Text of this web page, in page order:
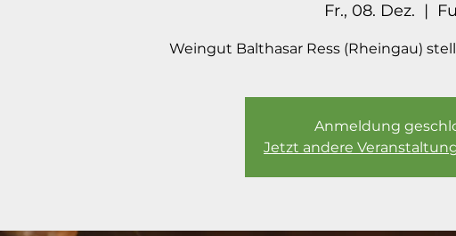
Fr., 08. Dez.
  |
Weingut Balthasar Ress (Rheingau)
Anmeldung
Jetzt andere